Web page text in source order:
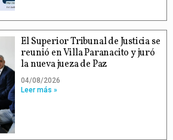
El Superior Tribunal de Justicia se
reunió en Villa Paranacito y juró
la nueva jueza de Paz
04/08/2026
Leer más »